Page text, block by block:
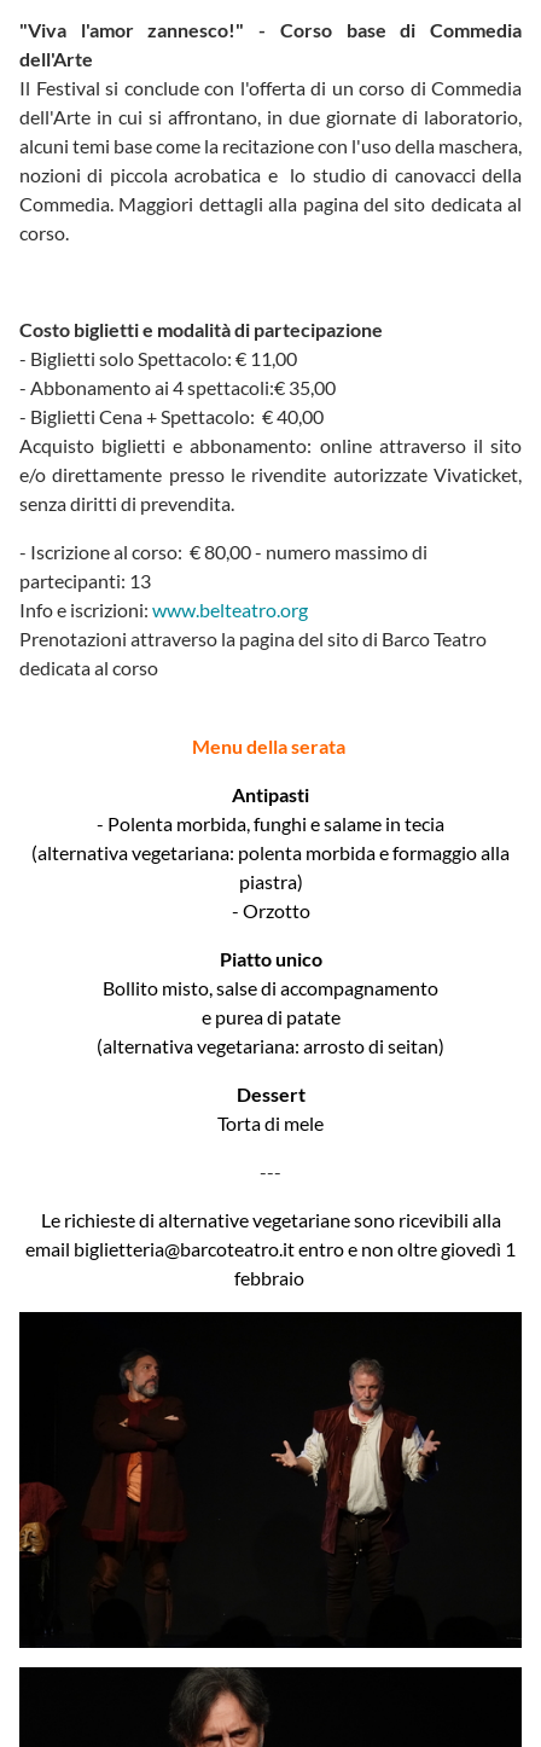
"Viva l'amor zannesco!" - Corso base di Commedia
dell'Arte
Il Festival si conclude con l'offerta di un corso di Commedia
dell'Arte in cui si affrontano, in due giornate di laboratorio,
alcuni temi base come la recitazione con l'uso della maschera,
nozioni di piccola acrobatica e lo studio di canovacci della
Commedia. Maggiori dettagli alla pagina del sito dedicata al
corso.
Costo biglietti e modalità di partecipazione
- Biglietti solo Spettacolo: € 11,00
- Abbonamento ai 4 spettacoli:€ 35,00
- Biglietti Cena + Spettacolo: € 40,00
Acquisto biglietti e abbonamento: online attraverso il sito
e/o direttamente presso le rivendite autorizzate Vivaticket,
senza diritti di prevendita.
- Iscrizione al corso: € 80,00 - numero massimo di
partecipanti: 13
Info e iscrizioni: www.belteatro.org
Prenotazioni attraverso la pagina del sito di Barco Teatro
dedicata al corso
Menu della serata
Antipasti
- Polenta morbida, funghi e salame in tecia
(alternativa vegetariana: polenta morbida e formaggio alla
piastra)
- Orzotto
Piatto unico
Bollito misto, salse di accompagnamento
e purea di patate
(alternativa vegetariana: arrosto di seitan)
Dessert
Torta di mele
---
Le richieste di alternative vegetariane sono ricevibili alla
email biglietteria@barcoteatro.it entro e non oltre giovedì 1
febbraio